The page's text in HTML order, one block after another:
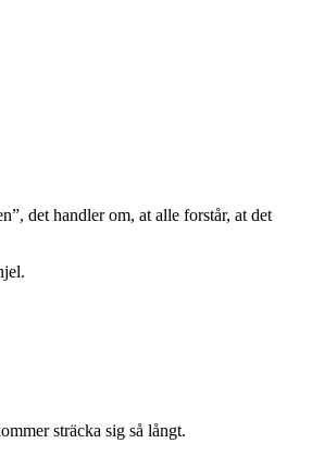
det handler om, at alle forstår, at det
sträcka sig så långt.